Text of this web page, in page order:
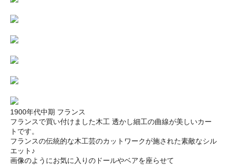
1900年代中期 フランス
フランスで買い付けました木工 透かし細工の曲線が美しいカー
トです。
フランスの伝統的な木工芸のカットワークが施された素敵なシル
エット♪
画像のようにお気に入りのドールやベアを座らせて